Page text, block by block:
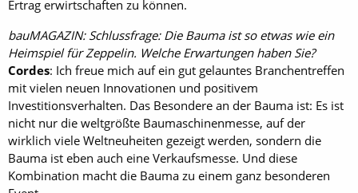
Ertrag erwirtschaften zu können.
bauMAGAZIN: Schlussfrage: Die Bauma ist so etwas wie ein
Heimspiel für Zeppelin. Welche Erwartungen haben Sie?
Cordes: Ich freue mich auf ein gut gelauntes Branchentreffen
mit vielen neuen Innovationen und positivem
Investitionsverhalten. Das Besondere an der Bauma ist: Es ist
nicht nur die weltgrößte Baumaschinenmesse, auf der
wirklich viele Weltneuheiten gezeigt werden, sondern die
Bauma ist eben auch eine Verkaufsmesse. Und diese
Kombination macht die Bauma zu einem ganz besonderen